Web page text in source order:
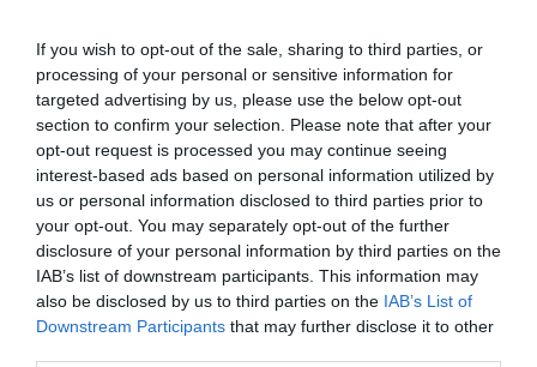
If you wish to opt-out of the sale, sharing to third parties, or
processing of your personal or sensitive information for
targeted advertising by us, please use the below opt-out
section to confirm your selection. Please note that after your
opt-out request is processed you may continue seeing
interest-based ads based on personal information utilized by
us or personal information disclosed to third parties prior to
your opt-out. You may separately opt-out of the further
disclosure of your personal information by third parties on the
IAB’s list of downstream participants. This information may
also be disclosed by us to third parties on the IAB’s List of
Downstream Participants that may further disclose it to other
csökkentésével. Ebből azok a vállalkozások
jelentik a kiutat, amelyek sok esetben családi
vállalkozásként indulnak, de olyan nehézséggel
találják szembe magukat, mint a kormány által
ellenségnek tekintett multik, miközben nem
kapják meg suttyomban ugyanazokat a
támogatásokat.Csaknem 180 milliárd forintból
8 százalékos járulékcsökkenést biztosítanának
az induló és a fennmaradásért küzdő kis- és